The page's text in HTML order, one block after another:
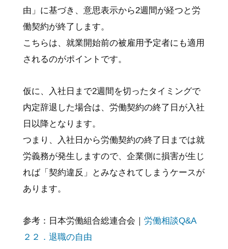
由」に基づき、意思表示から2週間が経つと労
働契約が終了します。
こちらは、就業開始前の被雇用予定者にも適用
されるのがポイントです。
仮に、入社日まで2週間を切ったタイミングで
内定辞退した場合は、労働契約の終了日が入社
日以降となります。
つまり、入社日から労働契約の終了日までは就
労義務が発生しますので、企業側に損害が生じ
れば「契約違反」とみなされてしまうケースが
あります。
参考：日本労働組合総連合会｜ 労働相談Q&A
２２．退職の自由